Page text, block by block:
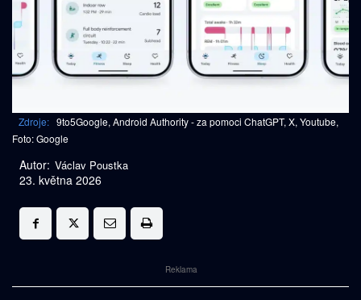
Zdroje: 9to5Google, Android Authority - za pomoci ChatGPT, X, Youtube,
Foto: Google
Autor: Václav Poustka
23. května 2026
Reklama